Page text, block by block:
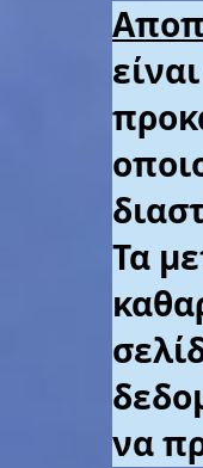
είναι
Τα
να